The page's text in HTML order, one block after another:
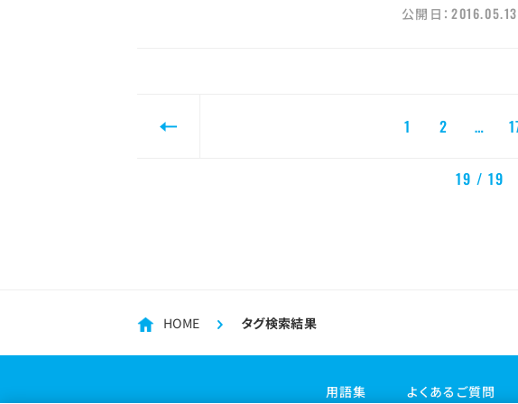
公開日：2016.05.13
1 2 …
19 / 19
HOME タグ検索結果
用語集 よくあるご質問